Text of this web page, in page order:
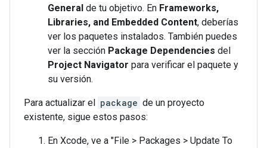
General de tu objetivo. En Frameworks,
Libraries, and Embedded Content, deberías
ver los paquetes instalados. También puedes
ver la sección Package Dependencies del
Project Navigator para verificar el paquete y
su versión.
Para actualizar el package de un proyecto
existente, sigue estos pasos:
En Xcode, ve a "File > Packages > Update To